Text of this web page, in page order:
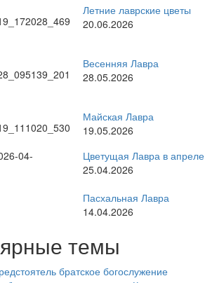
Летние лаврские цветы
20.06.2026
Весенняя Лавра
28.05.2026
Майская Лавра
19.05.2026
Цветущая Лавра в апреле
25.04.2026
Пасхальная Лавра
14.04.2026
темы
братское богослужение